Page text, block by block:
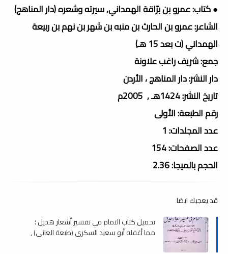
● كتاب: عمرو بن برّاقة الهمداني, سيرته وشعره (دار المناهج)
الشاعر: عمرو بن الحارث بن منبه بن شهر بن نهم بن ربيعة
الهمداني (ت بعد 15 هـ)
جمع: شريف راغب علاونة
دار النشر: دار المناهج ، الأردن
تاريخ النشر: 1424هـ , 2005م
رقم الطبعة: الأولى
عدد المجلدات: 1
عدد الصفحات: 154
الحجم بالميجا: 2.36
قد يعجبك ايضا
تحميل كتاب التمام في تفسير أشعار هذيل ؛
مما أغفله أبو سعيد السكرى (طبعة العانى) ,